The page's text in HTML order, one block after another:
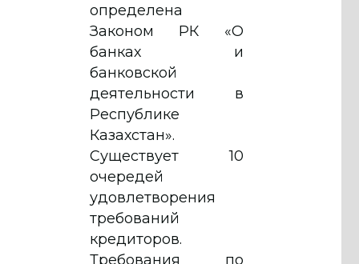
определена
Законом РК «О
банках и
банковской
деятельности в
Республике
Казахстан».
Существует 10
очередей
удовлетворения
требований
кредиторов.
Требования по